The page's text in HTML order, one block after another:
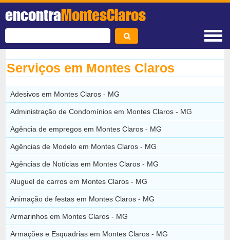
encontraMontesClaros
Serviços em Montes Claros
Adesivos em Montes Claros - MG
Administração de Condomínios em Montes Claros - MG
Agência de empregos em Montes Claros - MG
Agências de Modelo em Montes Claros - MG
Agências de Notícias em Montes Claros - MG
Aluguel de carros em Montes Claros - MG
Animação de festas em Montes Claros - MG
Armarinhos em Montes Claros - MG
Armações e Esquadrias em Montes Claros - MG